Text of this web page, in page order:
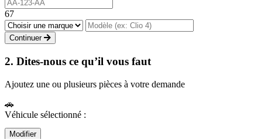
67
Continuer
2. Dites-nous ce qu’il vous faut
Ajoutez une ou plusieurs pièces à votre demande
🚗
Véhicule sélectionné :
Modifier